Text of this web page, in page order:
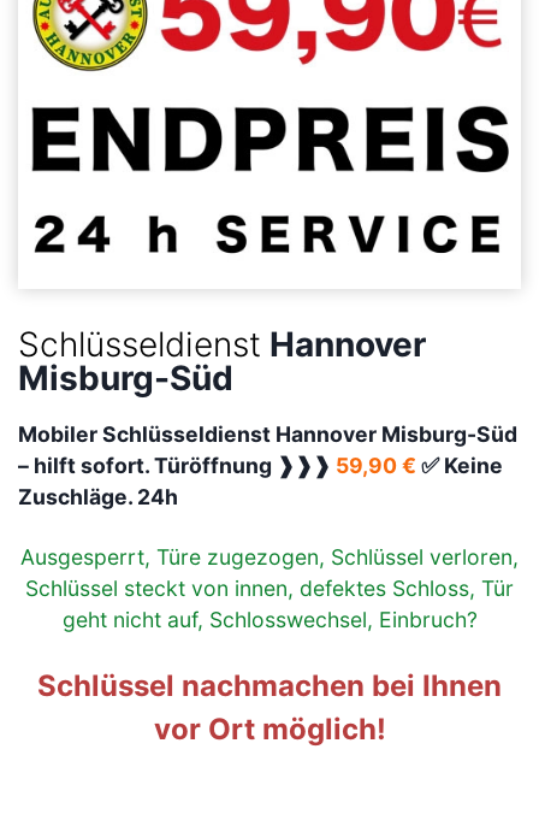
Schlüsseldienst Hannover
Misburg-Süd
Mobiler Schlüsseldienst Hannover Misburg-Süd
– hilft sofort. Türöffnung ❱❱❱ 59,90 € ✅ Keine
Zuschläge. 24h
Ausgesperrt, Türe zugezogen, Schlüssel verloren,
Schlüssel steckt von innen, defektes Schloss, Tür
geht nicht auf, Schlosswechsel, Einbruch?
Schlüssel nachmachen bei Ihnen
vor Ort möglich!